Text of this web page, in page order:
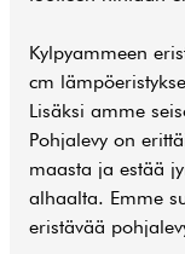
Kylpyammeen
cm
Lisäksi amme
Pohjalevy on
maasta ja estää
alhaalta. Emme
eristävää